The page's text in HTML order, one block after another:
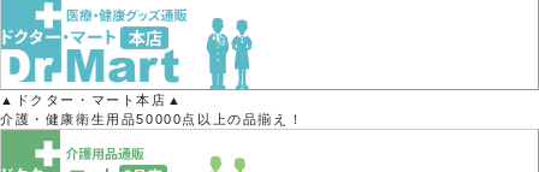
▲ドクター・マート本店▲
介護・健康衛生用品50000点以上の品揃え！